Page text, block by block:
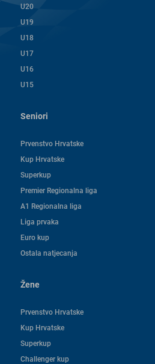
U20
U19
U18
U17
U16
U15
Seniori
Prvenstvo Hrvatske
Kup Hrvatske
Superkup
Premier Regionalna liga
A1 Regionalna liga
Liga prvaka
Euro kup
Ostala natjecanja
Žene
Prvenstvo Hrvatske
Kup Hrvatske
Superkup
Challenger kup